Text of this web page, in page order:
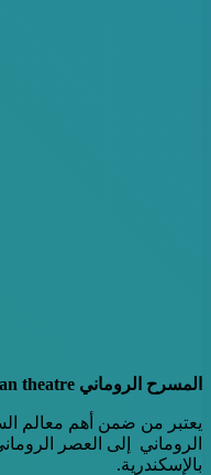
المسرح الروماني Alexandria Roman theatre :
يعتبر من ضمن أهم معالم
الروماني إلى العصر
بالإسكندرية.